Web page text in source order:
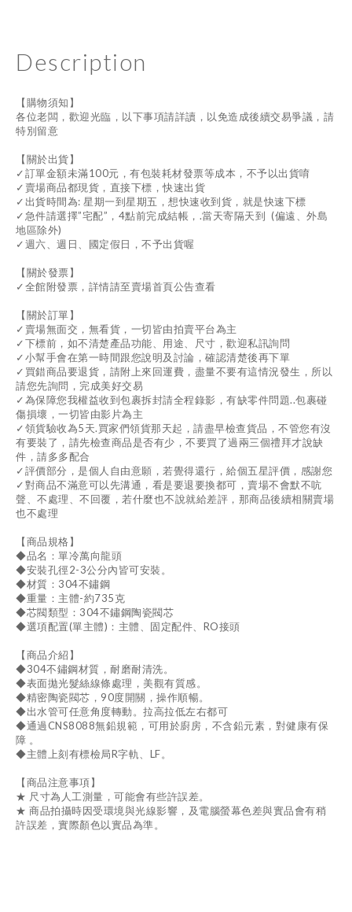
Description
【購物須知】
各位老闆，歡迎光臨，以下事項請詳讀，以免造成後續交易爭議，請
特別留意
【關於出貨】
✓訂單金額未滿100元，有包裝耗材發票等成本，不予以出貨唷
✓賣場商品都現貨，直接下標，快速出貨
✓出貨時間為: 星期一到星期五，想快速收到貨，就是快速下標
✓急件請選擇”宅配”，4點前完成結帳，.當天寄隔天到 (偏遠、外島
地區除外)
✓週六、週日、國定假日，不予出貨喔
【關於發票】
✓全館附發票，詳情請至賣場首頁公告查看
【關於訂單】
✓賣場無面交，無看貨，一切皆由拍賣平台為主
✓下標前，如不清楚產品功能、用途、尺寸，歡迎私訊詢問
✓小幫手會在第一時間跟您說明及討論，確認清楚後再下單
✓買錯商品要退貨，請附上來回運費，盡量不要有這情況發生，所以
請您先詢問，完成美好交易
✓為保障您我權益收到包裹拆封請全程錄影，有缺零件問題..包裹碰
傷損壞，一切皆由影片為主
✓領貨驗收為5天.買家們領貨那天起，請盡早檢查貨品，不管您有沒
有要裝了，請先檢查商品是否有少，不要買了過兩三個禮拜才說缺
件，請多多配合
✓評價部分，是個人自由意願，若覺得還行，給個五星評價，感謝您
✓對商品不滿意可以先溝通，看是要退要換都可，賣場不會默不吭
聲、不處理、不回覆，若什麼也不說就給差評，那商品後續相關賣場
也不處理
【商品規格】
◆品名：單冷萬向龍頭
◆安裝孔徑2-3公分內皆可安裝。
◆材質：304不鏽鋼
◆重量：主體-約735克
◆芯閥類型：304不鏽鋼陶瓷閥芯
◆選項配置(單主體)：主體、固定配件、RO接頭
【商品介紹】
◆304不鏽鋼材質，耐磨耐清洗。
◆表面拋光髮絲線條處理，美觀有質感。
◆精密陶瓷閥芯，90度開關，操作順暢。
◆出水管可任意角度轉動。拉高拉低左右都可
◆通過CNS8088無鉛規範，可用於廚房，不含鉛元素，對健康有保
障 。
◆主體上刻有標檢局R字軌、LF。
【商品注意事項】
★ 尺寸為人工測量，可能會有些許誤差。
★ 商品拍攝時因受環境與光線影響，及電腦螢幕色差與實品會有稍
許誤差，實際顏色以實品為準。